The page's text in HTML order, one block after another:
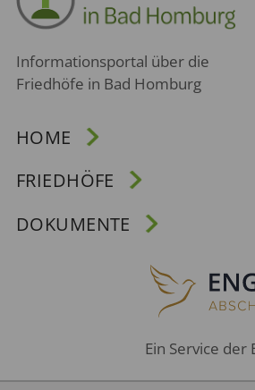
Informationsportal über die
Friedhöfe in Bad Homburg
HOME
FRIEDHÖFE
DOKUMENTE
Ein Service der